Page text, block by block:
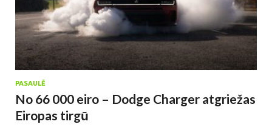
PASAULĒ
No 66 000 eiro – Dodge Charger atgriežas
Eiropas tirgū